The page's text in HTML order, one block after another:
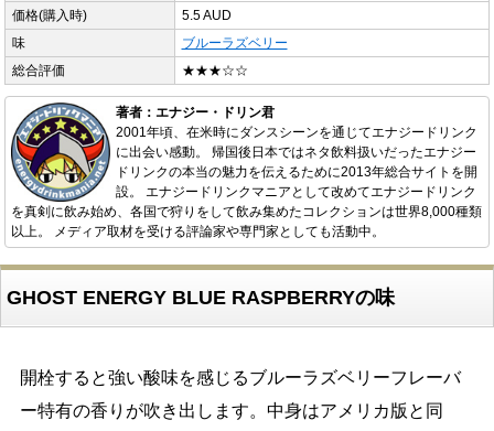
価格(購入時)
5.5 AUD
味
ブルーラズベリー
総合評価
★★★☆☆
著者：エナジー・ドリン君
2001年頃、在米時にダンスシーンを通じてエナジードリンク
に出会い感動。 帰国後日本ではネタ飲料扱いだったエナジー
ドリンクの本当の魅力を伝えるために2013年総合サイトを開
設。 エナジードリンクマニアとして改めてエナジードリンク
を真剣に飲み始め、各国で狩りをして飲み集めたコレクションは世界8,000種類
以上。 メディア取材を受ける評論家や専門家としても活動中。
GHOST ENERGY BLUE RASPBERRYの味
開栓すると強い酸味を感じるブルーラズベリーフレーバ
ー特有の香りが吹き出します。中身はアメリカ版と同